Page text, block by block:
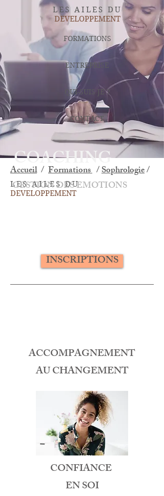
LES AILES DU
DEVELOPPEMENT
FORMATIONS
ENTREPRISE
QUI-SUIS JE ?
CONTACT
COACHING
LES AILES DU
DEVELOPPEMENT
Accueil/ Formations /Sophrologie/
GESTION DES EMOTIONS
INSCRIPTIONS
ACCOMPAGNEMENT
AU CHANGEMENT
CONFIANCE
EN SOI